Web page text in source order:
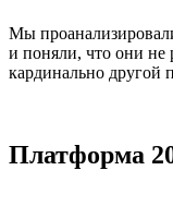
Мы
и поняли, что они не
кардинально другой
Платформа